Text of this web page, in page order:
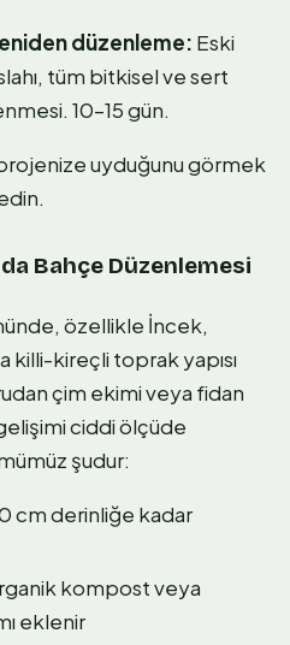
düzenleme: Eski
tüm bitkisel ve sert
10–15 gün.
uyduğunu görmek
Bahçe Düzenlemesi
özellikle İncek,
kireçli toprak yapısı
çim ekimi veya fidan
ciddi ölçüde
şudur:
cm derinliğe kadar
kompost veya
eklenir